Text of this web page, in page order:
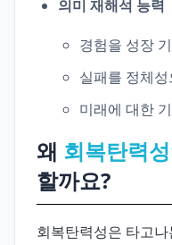
의미 재해석 능력
경험을 성장
실패를 정체
미래에 대한
왜 회복탄력성
할까요?
회복탄력성은 타고